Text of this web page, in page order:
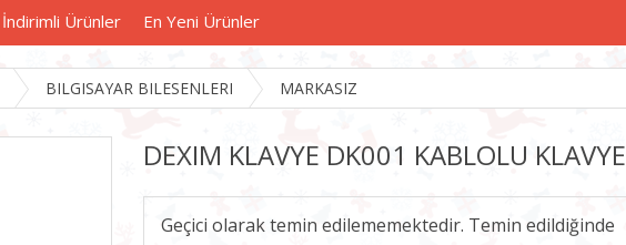
İndirimli Ürünler En Yeni Ürünler
BILGISAYAR BILESENLERI MARKASIZ
DEXIM KLAVYE DK001 KABLOLU KLAVYE
Geçici olarak temin edilememektedir. Temin edildiğinde